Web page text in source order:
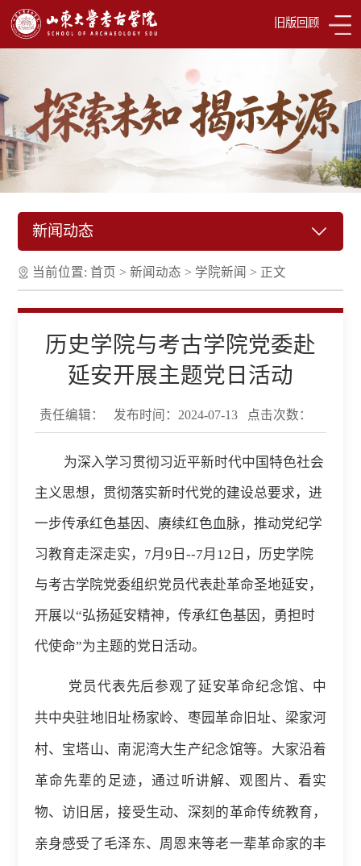
旧版回顾
新闻动态
当前位置:首页 >新闻动态 > 学院新闻 > 正文
历史学院与考古学院党委赴
延安开展主题党日活动
责任编辑： 发布时间：2024-07-13 点击次数：
为深入学习贯彻习近平新时代中国特色社会
主义思想，贯彻落实新时代党的建设总要求，进
一步传承红色基因、赓续红色血脉，推动党纪学
习教育走深走实， 7月 9 日 --7月 12 日，历史学院
与考古学院党委组织党员代表赴革命圣地延安，
开展以“弘扬延安精神，传承红色基因，勇担时
代使命”为主题的党日活动。
党员代表先后参观了延安革命纪念馆、中
共中央驻地旧址杨家岭、枣园革命旧址、梁家河
村、宝塔山、南泥湾大生产纪念馆等。大家沿着
革命先辈的足迹，通过听讲解、观图片、看实
物、访旧居，接受生动、深刻的革命传统教育，
亲身感受了毛泽东、周恩来等老一辈革命家的丰